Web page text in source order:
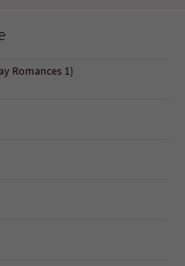
Romances 1)